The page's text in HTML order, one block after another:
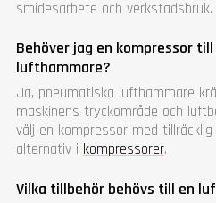
smidesarbete och verkstadsbruk.
Behöver jag en kompressor
lufthammare?
Ja, pneumatiska lufthammare
maskinens tryckområde och
välj en kompressor med
alternativ i kompressorer.
Vilka tillbehör behövs till en